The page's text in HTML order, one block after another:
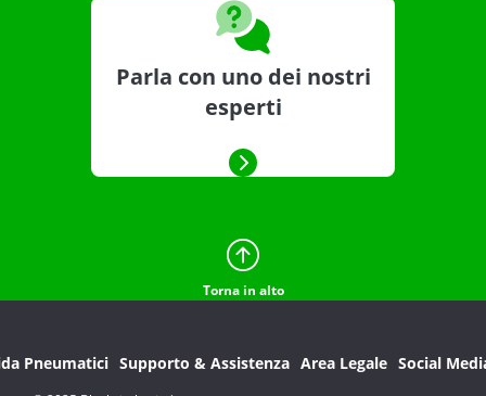
Parla con uno dei nostri
esperti
Torna in alto
Pneumatici Supporto & Assistenza Area Legale Social